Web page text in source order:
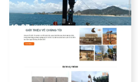
ĐẶT MẪU